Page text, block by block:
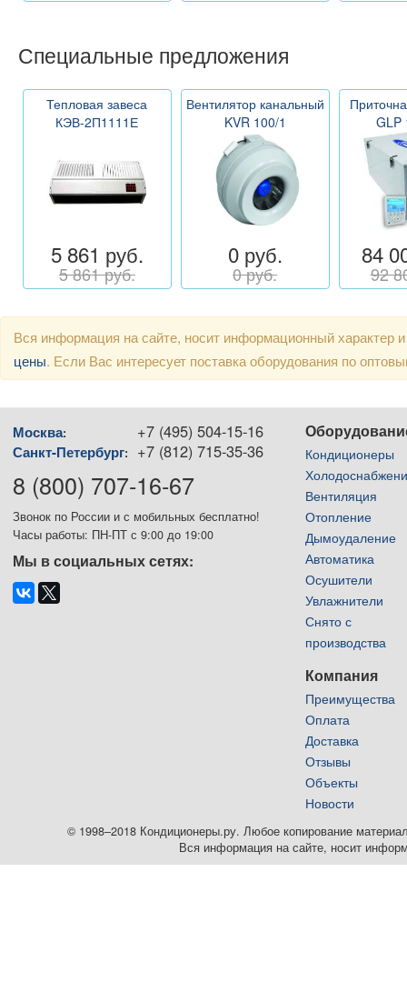
Специальные предложения
Тепловая завеса
КЭВ-2П1111Е
5 861 руб.
5 861 руб.
Вентилятор канальный
KVR 100/1
0 руб.
0 руб.
GLP
84
92
Вся информация на сайте, носит информационный
цены. Если Вас интересует поставка оборудования по
Москва: +7 (495) 504-15-16
Санкт-Петербург: +7 (812) 715-35-36
8 (800) 707-16-67
Звонок по России и с мобильных бесплатно!
Часы работы: ПН-ПТ с 9:00 до 19:00
Мы в социальных сетях:
Кондиционеры
Вентиляция
Отопление
Дымоудаление
Автоматика
Осушители
Увлажнители
Снято с
производства
Компания
Преимущества
Оплата
Доставка
Отзывы
Объекты
Новости
© 1998–2018 Кондиционеры.ру. Любое копирование
Вся информация на сайте, носит